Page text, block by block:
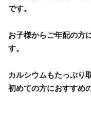
です。
お子様からご年配の方
す。
カルシウムもたっぷり
初めての方におすすめ